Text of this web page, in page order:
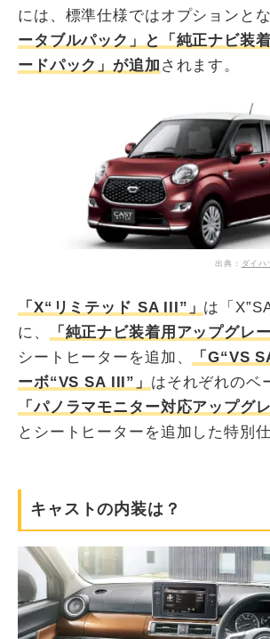
には、標準仕様ではオプションと
ータブルパック」と「純正ナビ装
ードパック」が追加 されます。
出典： ダイ
「X“リミテッド SA III”」 は「
に、
「純正ナビ装着用アップグレ
シートヒーターを追加、
「G“VS
ーボ“VS SA III”」 はそれぞれのベ
「パノラマモニター対応アップグ
とシートヒーターを追加した特別
キャストの内装は？